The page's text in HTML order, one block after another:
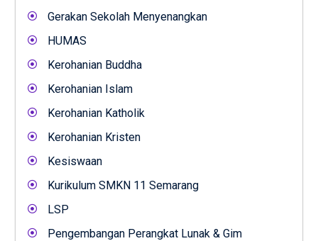
Gerakan Sekolah Menyenangkan
HUMAS
Kerohanian Buddha
Kerohanian Islam
Kerohanian Katholik
Kerohanian Kristen
Kesiswaan
Kurikulum SMKN 11 Semarang
LSP
Pengembangan Perangkat Lunak & Gim